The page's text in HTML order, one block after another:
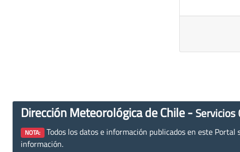
Dirección Meteorológica de Chile - Servicios
NOTA: Todos los datos e información publicados en este
información.